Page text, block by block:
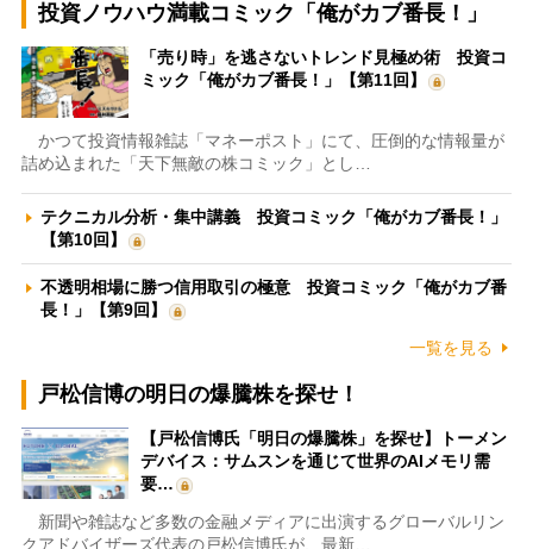
投資ノウハウ満載コミック「俺がカブ番長！」
「売り時」を逃さないトレンド見極め術 投資コ
ミック「俺がカブ番長！」【第11回】
かつて投資情報雑誌「マネーポスト」にて、圧倒的な情報量が
詰め込まれた「天下無敵の株コミック」とし…
テクニカル分析・集中講義 投資コミック「俺がカブ番長！」
【第10回】
不透明相場に勝つ信用取引の極意 投資コミック「俺がカブ番
長！」【第9回】
一覧を見る
戸松信博の明日の爆騰株を探せ！
【戸松信博氏「明日の爆騰株」を探せ】トーメン
デバイス：サムスンを通じて世界のAIメモリ需
要…
新聞や雑誌など多数の金融メディアに出演するグローバルリン
クアドバイザーズ代表の戸松信博氏が、最新…